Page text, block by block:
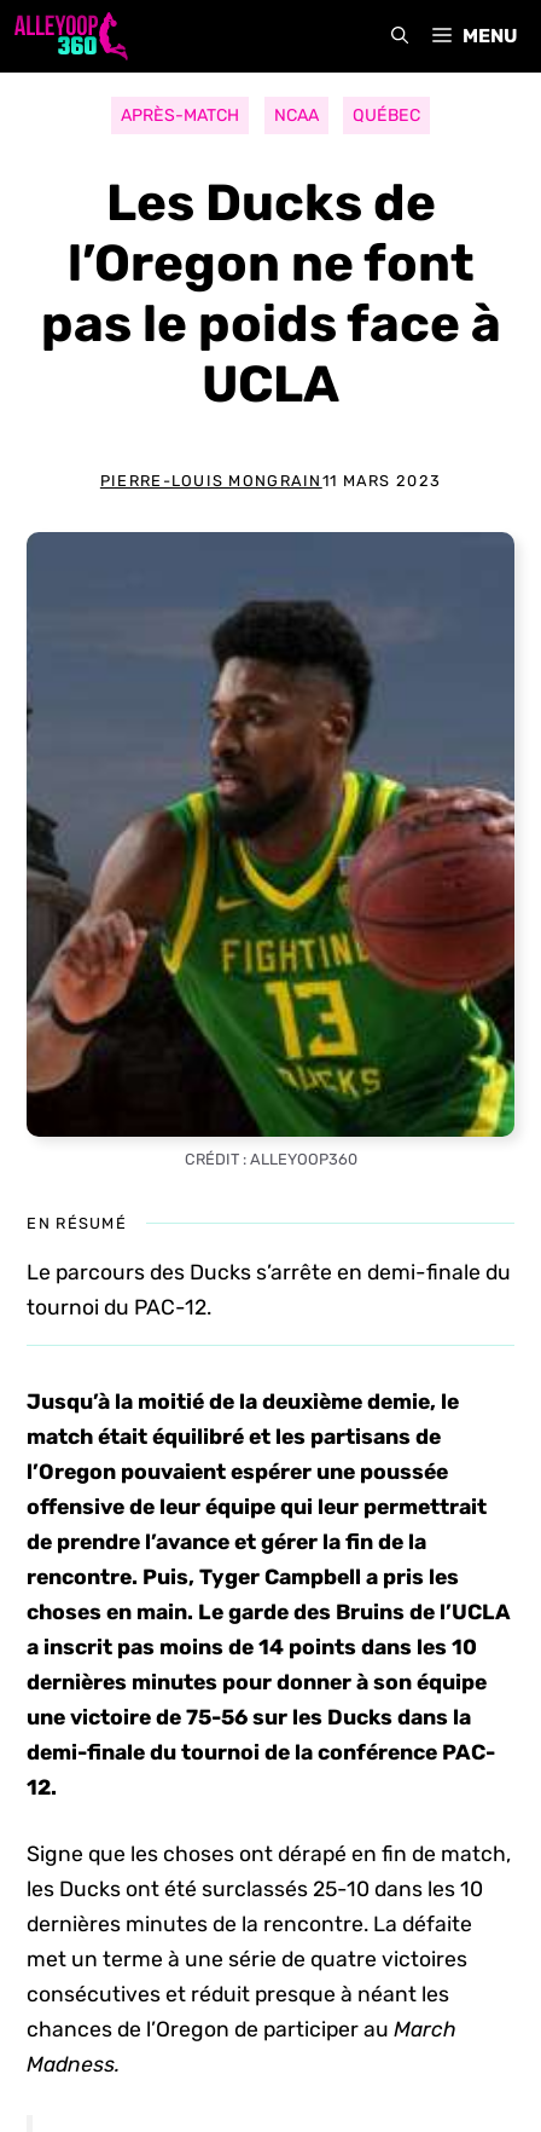
Aller
MENU
APRÈS-MATCH NCAA QUÉBEC
Les Ducks de
l’Oregon ne font
pas le poids face à
UCLA
PIERRE-LOUIS MONGRAIN 11 MARS 2023
CRÉDIT : ALLEYOOP360
EN RÉSUMÉ
Le parcours des Ducks s’arrête en demi-finale du
tournoi du PAC-12.
Jusqu’à la moitié de la deuxième demie, le
match était équilibré et les partisans de
l’Oregon pouvaient espérer une poussée
offensive de leur équipe qui leur permettrait
de prendre l’avance et gérer la fin de la
rencontre. Puis, Tyger Campbell a pris les
choses en main. Le garde des Bruins de l’UCLA
a inscrit pas moins de 14 points dans les 10
dernières minutes pour donner à son équipe
une victoire de 75-56 sur les Ducks dans la
demi-finale du tournoi de la conférence PAC-
12.
Signe que les choses ont dérapé en fin de match,
les Ducks ont été surclassés 25-10 dans les 10
dernières minutes de la rencontre. La défaite
met un terme à une série de quatre victoires
consécutives et réduit presque à néant les
chances de l’Oregon de participer auMarch
Madness.